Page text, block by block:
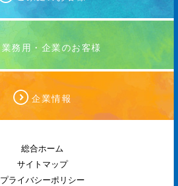
業務用・企業のお客様
企業情報
総合ホーム
サイトマップ
プライバシーポリシー